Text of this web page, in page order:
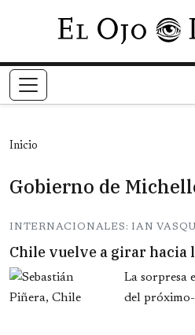
Inicio
Gobierno de
INTERNACIONALES: IAN
Chile vuelve a girar hacia
La sorpresa
del